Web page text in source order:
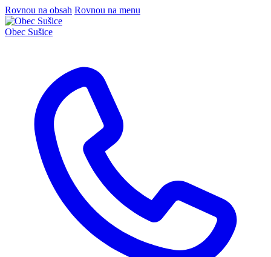
Rovnou na obsah Rovnou na menu
Obec Sušice